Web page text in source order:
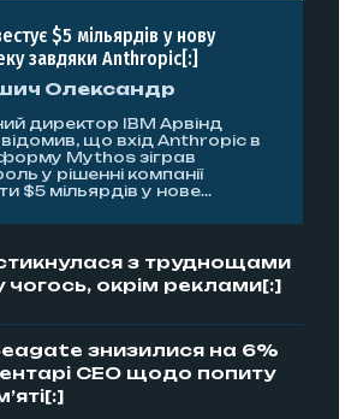
$5 мільярдів у нову
завдяки Anthropic[:]
Олександр
директор IBM Арвінд
що вхід Anthropic в
Mythos зіграв
у рішенні компанії
$5 мільярдів у нове...
з труднощами
окрім реклами[:]
знизилися на 6%
CEO щодо попиту